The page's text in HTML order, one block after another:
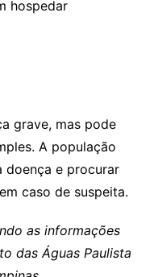
hospedar
grave, mas pode
A população
doença e procurar
caso de suspeita.
as informações
das Águas Paulista